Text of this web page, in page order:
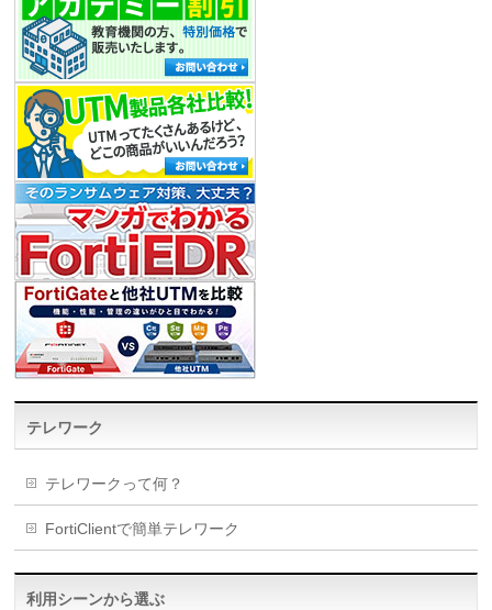
テレワーク
テレワークって何？
FortiClientで簡単テレワーク
利用シーンから選ぶ